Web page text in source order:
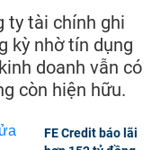
ty tài chính ghi
kỳ nhờ tín dụng
doanh vẫn có
còn hiện hữu.
FE Credit báo lãi